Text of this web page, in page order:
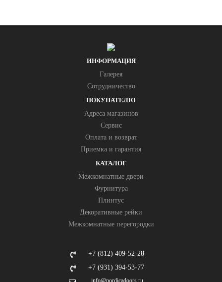
ИНФОРМАЦИЯ
Галерея
Сотрудничество
ПОКУПАТЕЛЮ
Адреса магазинов
Сервис
Оплата и возврат
Приемка и гарантия
КАТАЛОГ
Межкомнатные двери
Фурнитура
Плинтус
Декоративные рейки
Межкомнатные перегородки
+7 (812) 409-52-28
+7 (931) 394-53-77
info@nordicadoors.ru